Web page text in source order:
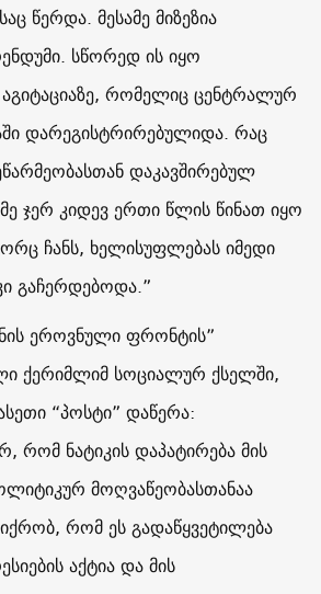
წერდა. მესამე მიზეზია
სწორედ ის იყო
აგიტაციაზე, რომელიც ცენტრალურ
დარეგისტრირებულიდა. რაც
დაკავშირებულ
ჯერ კიდევ ერთი წლის წინათ იყო
ჩანს, ხელისუფლებას იმედი
გაჩერდებოდა.”
ეროვნული ფრონტის”
ქერიმლიმ სოციალურ ქსელში,
“პოსტი” დაწერა:
რომ ნატიკის დაპატირება მის
მოღვაწეობასთანაა
რომ ეს გადაწყვეტილება
აქტია და მის